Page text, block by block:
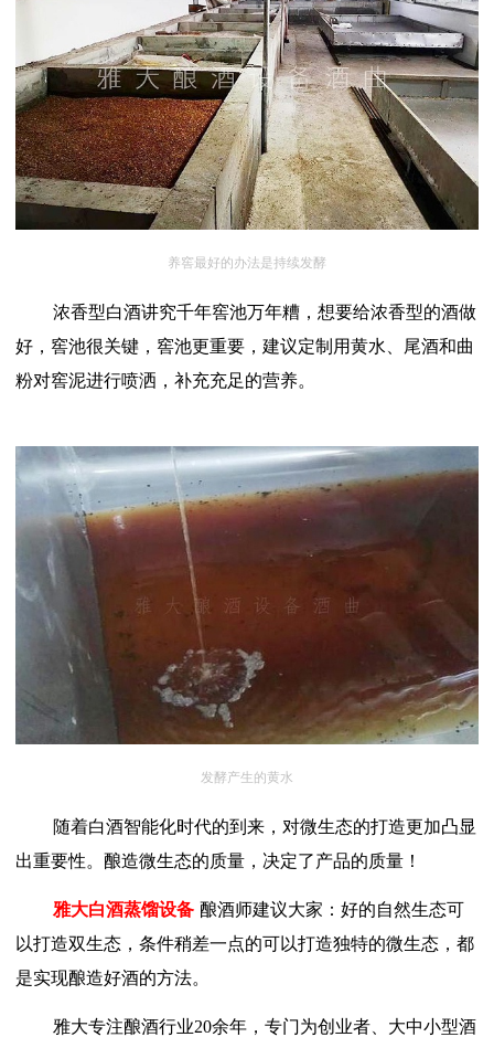
养窖最好的办法是持续发酵
浓香型白酒讲究千年窖池万年糟，想要给浓香型的酒做
好，窖池很关键，窖池更重要，建议定制用黄水、尾酒和曲
粉对窖泥进行喷洒，补充充足的营养。
发酵产生的黄水
随着白酒智能化时代的到来，对微生态的打造更加凸显
出重要性。酿造微生态的质量，决定了产品的质量！
雅大白酒蒸馏设备 酿酒师建议大家：好的自然生态可
以打造双生态，条件稍差一点的可以打造独特的微生态，都
是实现酿造好酒的方法。
雅大专注酿酒行业20余年，专门为创业者、大中小型酒